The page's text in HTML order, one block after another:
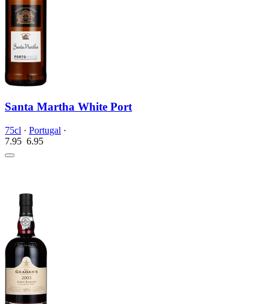
Santa Martha White Port
75cl · Portugal ·
7.95 6.95